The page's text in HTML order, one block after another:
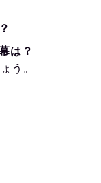
は？
う。